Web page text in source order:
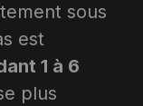
sous
est
1 à 6
plus